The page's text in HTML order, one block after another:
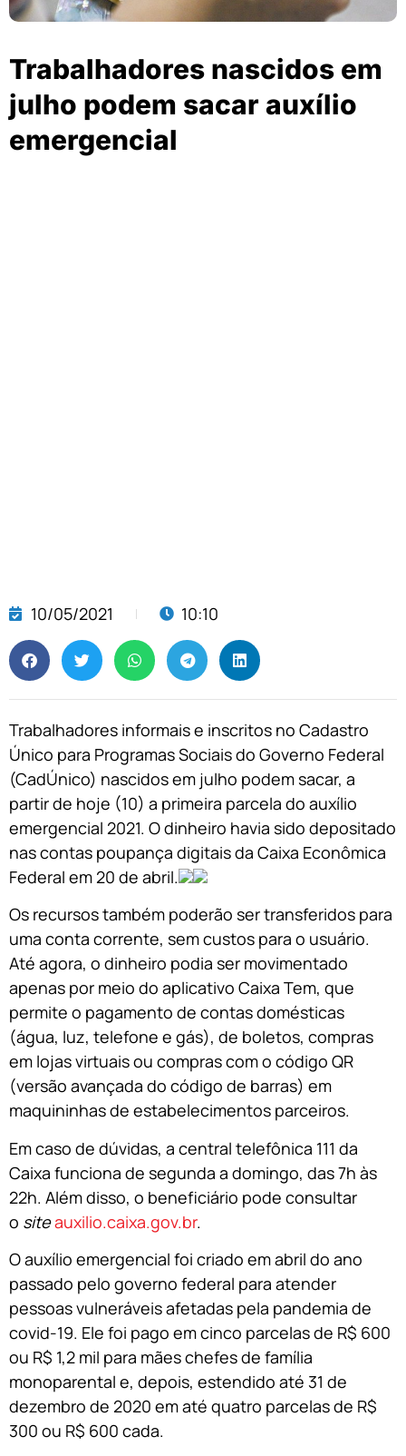
Trabalhadores nascidos em
julho podem sacar auxílio
emergencial
10/05/2021 10:10
Trabalhadores informais e inscritos no Cadastro
Único para Programas Sociais do Governo Federal
(CadÚnico) nascidos em julho podem sacar, a
partir de hoje (10) a primeira parcela do auxílio
emergencial 2021. O dinheiro havia sido depositado
nas contas poupança digitais da Caixa Econômica
Federal em 20 de abril.
Os recursos também poderão ser transferidos para
uma conta corrente, sem custos para o usuário.
Até agora, o dinheiro podia ser movimentado
apenas por meio do aplicativo Caixa Tem, que
permite o pagamento de contas domésticas
(água, luz, telefone e gás), de boletos, compras
em lojas virtuais ou compras com o código QR
(versão avançada do código de barras) em
maquininhas de estabelecimentos parceiros.
Em caso de dúvidas, a central telefônica 111 da
Caixa funciona de segunda a domingo, das 7h às
22h. Além disso, o beneficiário pode consultar
o siteauxilio.caixa.gov.br.
O auxílio emergencial foi criado em abril do ano
passado pelo governo federal para atender
pessoas vulneráveis afetadas pela pandemia de
covid-19. Ele foi pago em cinco parcelas de R$ 600
ou R$ 1,2 mil para mães chefes de família
monoparental e, depois, estendido até 31 de
dezembro de 2020 em até quatro parcelas de R$
300 ou R$ 600 cada.